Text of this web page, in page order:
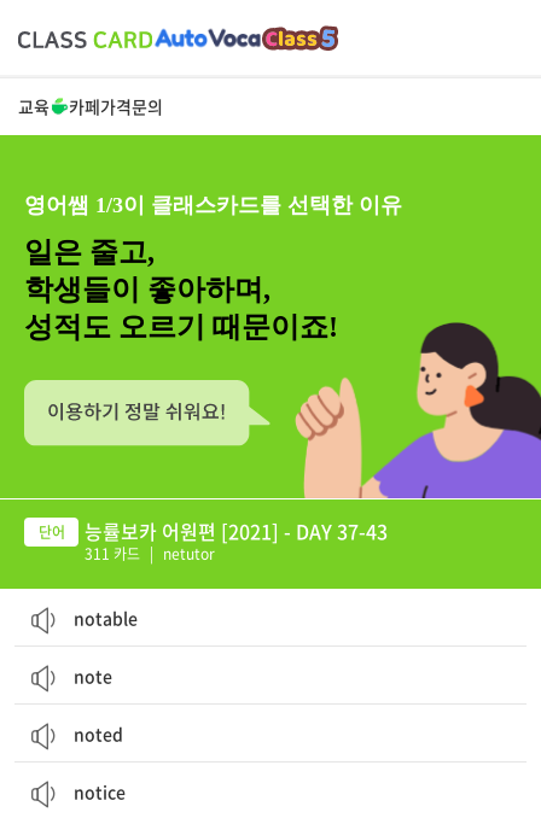
교육 카페가격문의
영어쌤 1/3이 클래스카드를 선택한 이유
일은 줄고,
학생들이 좋아하며,
성적도 오르기 때문이죠!
능률보카 어원편 [2021] - DAY 37-43
311 카드 | netutor
notable
note
noted
notice